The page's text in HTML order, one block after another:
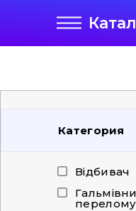
Категория
Відбивач